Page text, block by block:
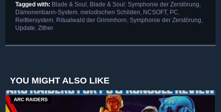
Tagged with: Blade & Soul Blade & Soul: Symphonie der Zerstörung
Dämonenbann-System melodischen Schilden NCSOFT, PC
Reittiersystem Ritualwald der Grimmhorn Symphonie der Zerstörung
Update Zither
YOU MIGHT ALSO LIKE
ARC RAIDERS